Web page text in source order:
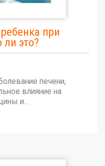
при
это?
печени,
влияние на
и…